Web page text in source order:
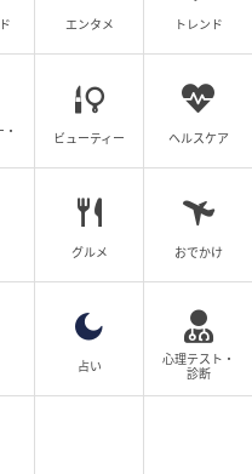
エンタメ トレンド
ビューティー ヘルスケア
グルメ おでかけ
占い
心理テスト・
診断